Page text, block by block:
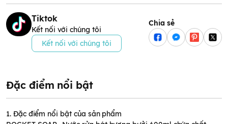
Tiktok
Kết nối với chúng tôi
Kết nối với chúng tôi
Chia sẻ
Đặc điểm nổi bật
1. Đặc điểm nổi bật của sản phẩm